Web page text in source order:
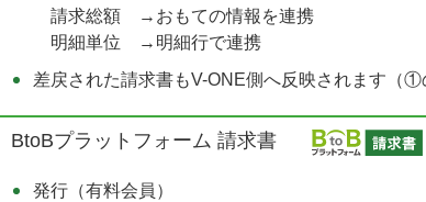
請求総額 →おもての情報を連携
明細単位 →明細行で連携
差戻された請求書もV-ONE側へ反映されます（①
BtoBプラットフォーム 請求書
発行（有料会員）